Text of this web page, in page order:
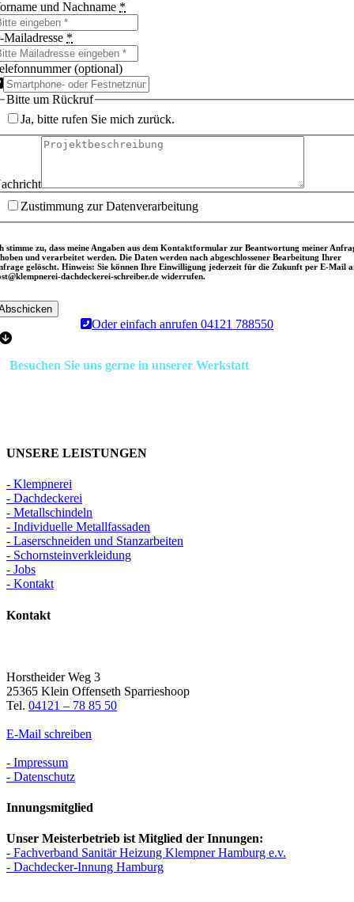
und Nachname *
Mailadresse *
(optional)
Bitte um Rückruf
Ja, bitte rufen Sie mich zurück.
Zustimmung zur Datenverarbeitung
stimme zu, dass meine Angaben aus dem Kontaktformular zur Beantwortung meiner
und verarbeitet werden. Die Daten werden nach abgeschlossener Bearbeitung Ihrer
gelöscht.Hinweis: Sie können Ihre Einwilligung jederzeit für die Zukunft per E-Mail
dachdeckerei-schreiber.de widerrufen.
Oder einfach anrufen 04121 788550
Besuchen Sie uns gerne in unserer Werkstattund lernen Sie die
UNSERE LEISTUNGEN
- Klempnerei
- Dachdeckerei
- Metallschindeln
- Individuelle Metallfassaden
- Laserschneiden und Stanzarbeiten
- Schornsteinverkleidung
- Jobs
- Kontakt
Kontakt
Horstheider Weg 3
25365 Klein Offenseth Sparrieshoop
Tel. 04121 – 78 85 50
E-Mail schreiben
- Impressum
- Datenschutz
Innungsmitglied
Unser Meisterbetrieb ist Mitglied der Innungen:
- Fachverband Sanitär Heizung Klempner Hamburg e.v.
- Dachdecker-Innung Hamburg